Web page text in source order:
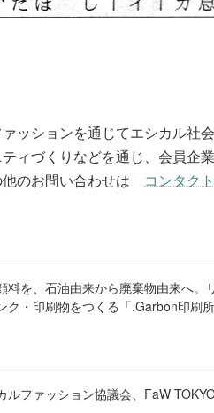
ッションを通じてエシカル社
ィづくりなどを通じ、会員企
のお問い合わせは コンタク
料を、石油由来から廃棄物由来へ。
ク・印刷物をつくる「.Garbon印刷
ルファッション協議会、FaW